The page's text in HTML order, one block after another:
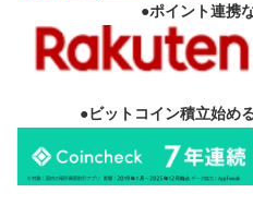
●ポイント連携
●ビットコイン積立始め